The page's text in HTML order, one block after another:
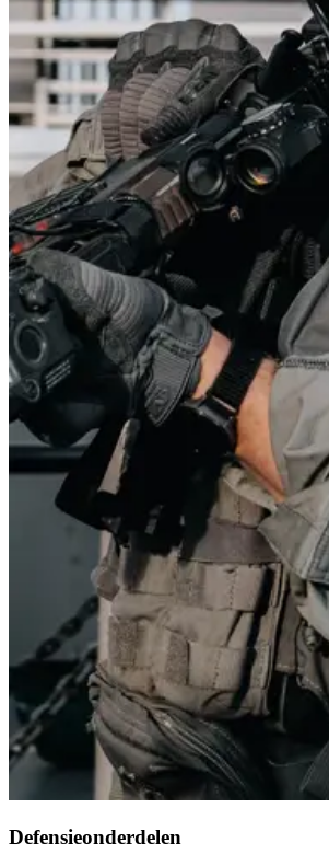
Defensieonderdelen